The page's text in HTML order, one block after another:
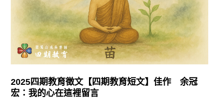
2025四期教育徵文【四期教育短文】佳作 余冠
宏：我的心在這裡留言